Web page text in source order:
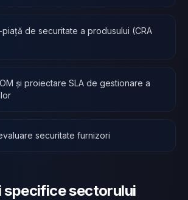
de securitate a produsului (CRA
și proiectare SLA de gestionare a
securitate furnizori
specifice sectorului